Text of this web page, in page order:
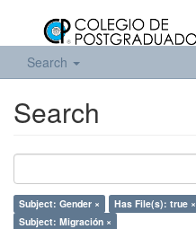
Search
Search
Subject: Gender × Has File(s): true ×
Subject: Migración ×